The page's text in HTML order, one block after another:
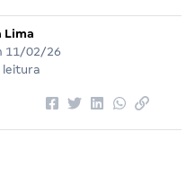
Lima
11/02/26
leitura